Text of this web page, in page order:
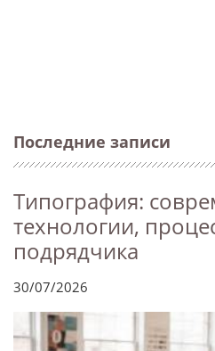
Последние записи
Типография:
технологии,
подрядчика
30/07/2026